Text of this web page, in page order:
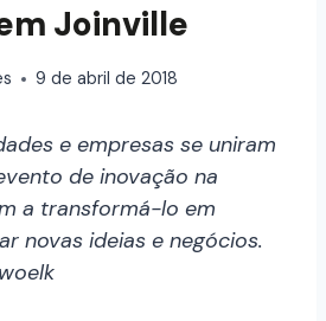
Joinville
9 de abril de 2018
e empresas se uniram
de inovação na
a transformá-lo em
novas ideias e negócios.